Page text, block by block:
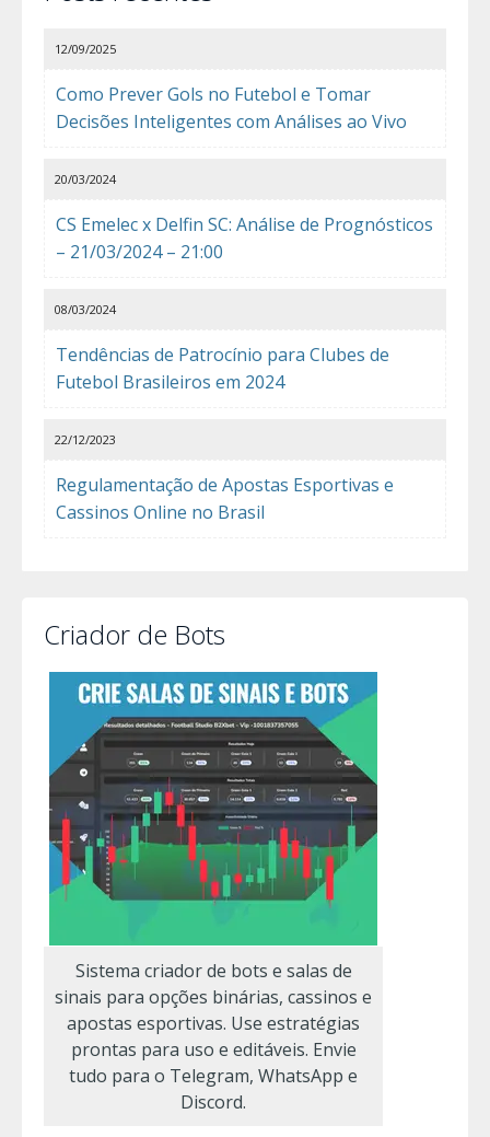
Como Prever Gols no Futebol e Tomar
Decisões Inteligentes com Análises ao Vivo
12/09/2025
CS Emelec x Delfin SC: Análise de Prognósticos
– 21/03/2024 – 21:00
20/03/2024
Tendências de Patrocínio para Clubes de
Futebol Brasileiros em 2024
08/03/2024
Regulamentação de Apostas Esportivas e
Cassinos Online no Brasil
22/12/2023
Criador de Bots
Sistema criador de bots e salas de
sinais para opções binárias, cassinos e
apostas esportivas. Use estratégias
prontas para uso e editáveis. Envie
tudo para o Telegram, WhatsApp e
Discord.